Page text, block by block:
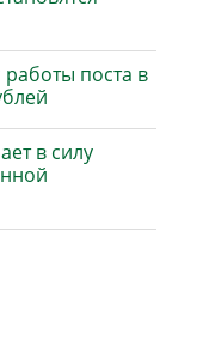
работы поста в
в силу